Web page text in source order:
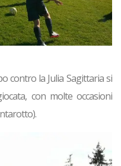
contro la Julia Sagittaria si
con molte occasioni